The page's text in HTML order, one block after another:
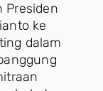
Presiden
ke
dalam